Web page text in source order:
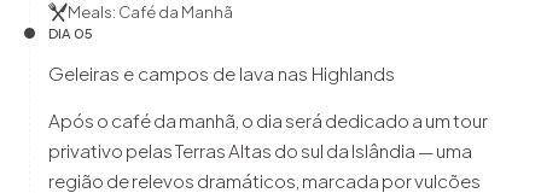
Meals: Café da Manhã
DIA 05
Geleiras e campos de lava nas Highlands
Após o café da manhã, o dia será dedicado a um tour
privativo pelas Terras Altas do sul da Islândia — uma
região de relevos dramáticos, marcada por vulcões